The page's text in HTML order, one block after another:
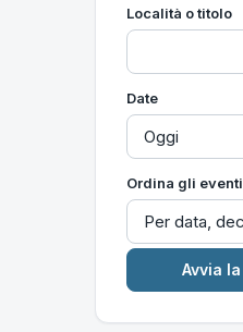
Località o titolo
Date
Ordina gli eventi